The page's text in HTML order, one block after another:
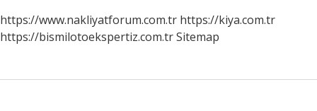
https://www.nakliyatforum.com.tr https://kiya.com.tr
https://bismilotoekspertiz.com.trSitemap